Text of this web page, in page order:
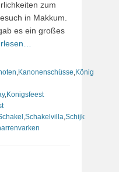
zum
in Makkum.
es ein großes
Kanonenschüsse König
, Konigsfeest
Schakelvilla Schijk